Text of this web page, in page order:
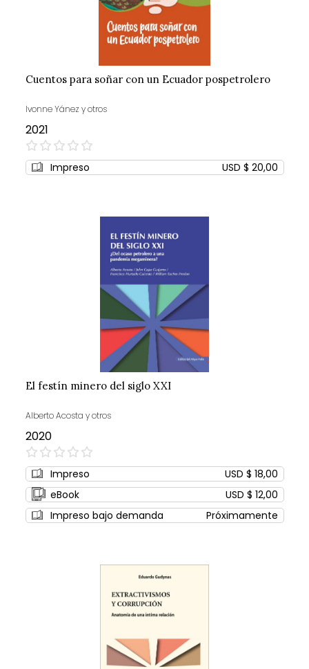
Cuentos para soñar con un Ecuador pospetrolero
Ivonne Yánez y otros
2021
0%
Impreso USD $ 20,00
El festín minero del siglo XXI
Alberto Acosta y otros
2020
0%
Impreso
USD $ 18,00
eBook
USD $ 12,00
Impreso bajo demanda
Próximamente